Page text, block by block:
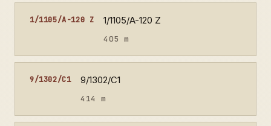
1/1105/A-120 Z 1/1105/A-120 Z
405 m
9/1302/C1 9/1302/C1
414 m